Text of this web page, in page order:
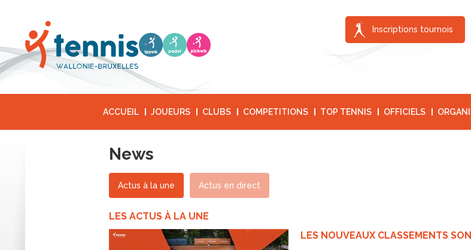
Inscriptions tournois
ACCUEIL JOUEURS CLUBS COMPETITIONS TOP TENNIS OFFICIELS
News
Actus à la une Actus en direct
LES ACTUS À LA UNE
LES NOUVEAUX CLASSEMENTS